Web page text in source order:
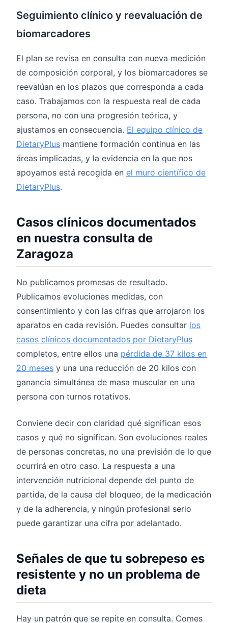
Seguimiento clínico y reevaluación de
biomarcadores
El plan se revisa en consulta con nueva medición
de composición corporal, y los biomarcadores se
reevalúan en los plazos que corresponda a cada
caso. Trabajamos con la respuesta real de cada
persona, no con una progresión teórica, y
ajustamos en consecuencia. El equipo clínico de
DietaryPlus mantiene formación continua en las
áreas implicadas, y la evidencia en la que nos
apoyamos está recogida en el muro científico de
DietaryPlus.
Casos clínicos documentados
en nuestra consulta de
Zaragoza
No publicamos promesas de resultado.
Publicamos evoluciones medidas, con
consentimiento y con las cifras que arrojaron los
aparatos en cada revisión. Puedes consultar los
casos clínicos documentados por DietaryPlus
completos, entre ellos una pérdida de 37 kilos en
20 meses y una una reducción de 20 kilos con
ganancia simultánea de masa muscular en una
persona con turnos rotativos.
Conviene decir con claridad qué significan esos
casos y qué no significan. Son evoluciones reales
de personas concretas, no una previsión de lo que
ocurrirá en otro caso. La respuesta a una
intervención nutricional depende del punto de
partida, de la causa del bloqueo, de la medicación
y de la adherencia, y ningún profesional serio
puede garantizar una cifra por adelantado.
Señales de que tu sobrepeso es
resistente y no un problema de
dieta
Hay un patrón que se repite en consulta. Comes